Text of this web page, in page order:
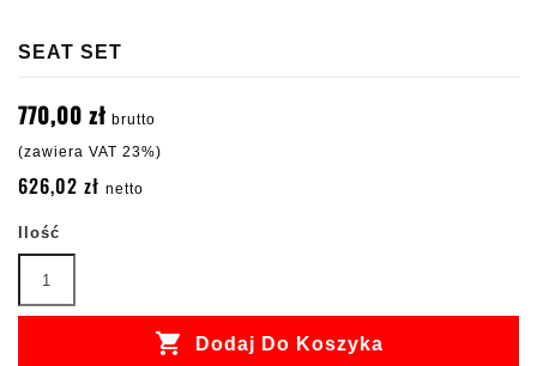
SEAT SET
770,00 zł brutto
(zawiera VAT 23%)
626,02 zł netto
Ilość
 Dodaj Do Koszyka